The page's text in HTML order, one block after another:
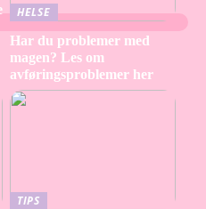
HELSE
Har du problemer med
magen? Les om
avføringsproblemer her
TIPS